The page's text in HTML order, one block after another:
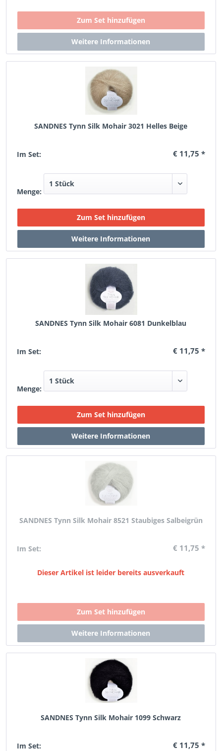
SANDNES Tynn Silk Mohair 3021 Helles Beige
Im Set: € 11,75 *
Menge:
SANDNES Tynn Silk Mohair 6081 Dunkelblau
Im Set: € 11,75 *
Menge:
SANDNES Tynn Silk Mohair 8521 Staubiges Salbeigrün
Im Set: € 11,75 *
Dieser Artikel ist leider bereits ausverkauft
SANDNES Tynn Silk Mohair 1099 Schwarz
Im Set: € 11,75 *